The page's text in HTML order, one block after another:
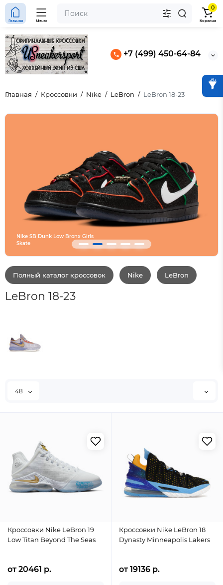
+7 (499) 450-64-84
Главная Меню
0
Корзина
Главная Кроссовки Nike LeBron LeBron 18-23
Nike SB Dunk Low Bronx Girls
Skate
Полный каталог кроссовок Nike LeBron
LeBron 18-23
48
Кроссовки Nike LeBron 19
Low Titan Beyond The Seas
от 20461 р.
Кроссовки Nike LeBron 18
Dynasty Minneapolis Lakers
от 19136 р.